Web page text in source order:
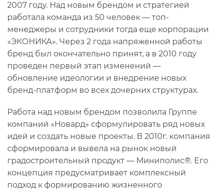
2007 году. Над новым брендом и стратегией
работала команда из 50 человек — топ-
менеджеры и сотрудники тогда еще корпорации
«ЭКОНИКА». Через 2 года напряженной работы
бренд был окончательно принят, а в 2010 году
проведен первый этап изменений —
обновление идеологии и внедрение новых
бренд-платформ во всех дочерних структурах.
Работа над новым брендом позволила Группе
компаний «Новард» сформулировать ряд новых
идей и создать новые проекты. В 2010г. компания
сформировала и вывела на рынок новый
градостроительный продукт — Миниполис®. Его
концепция предусматривает комплексный
подход к формированию жизненного